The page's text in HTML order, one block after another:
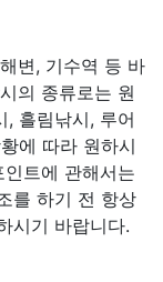
변, 기수역 등 바
의 종류로는 원
, 흘림낚시, 루어
에 따라 원하시
트에 관해서는
를 하기 전 항상
시기 바랍니다.